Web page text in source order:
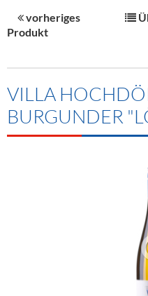
Unser Liefergebiet
Unser Team
Kontakt
Angebote Gastronomie
Gastronomie
Großhandel
Innovation - Die Neue
"DroughtMaster"
Neuigkeiten
Termine
MARKEN &
Weine & Schaumwein
Sirup
Spirituosen
Bier
Kommisionskauf &
Fremddienstleistungen
vorheriges
Produkt
VILLA
URGUNDER